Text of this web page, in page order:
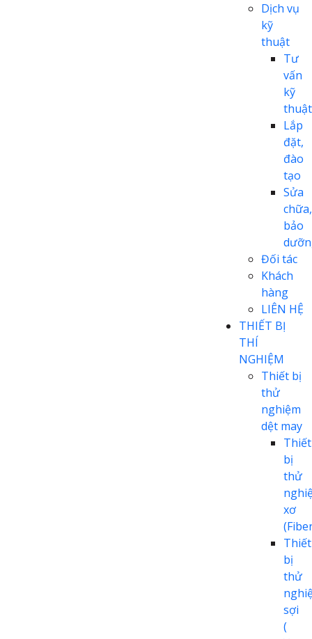
Dịch vụ
kỹ
thuật
Tư
vấn
kỹ
thuật
Lắp
đặt,
đào
tạo
Sửa
chữa,
bảo
Đối tác
Khách
hàng
LIÊN HỆ
THIẾT BỊ
THÍ
NGHIỆM
Thiết bị
thử
nghiệm
dệt may
Thiết
bị
thử
xơ
Thiết
bị
thử
sợi
(